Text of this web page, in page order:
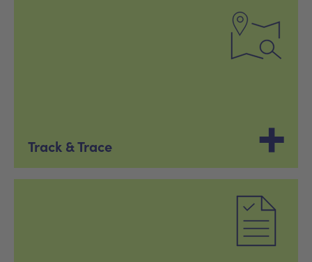
Track & Trace